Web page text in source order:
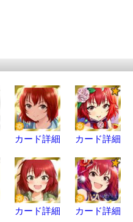
カード詳細 カード詳細
カード詳細 カード詳細